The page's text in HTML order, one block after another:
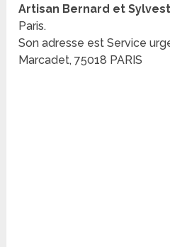
Artisan Bernard et
Paris.
Son adresse est Service
Marcadet, 75018 PARIS